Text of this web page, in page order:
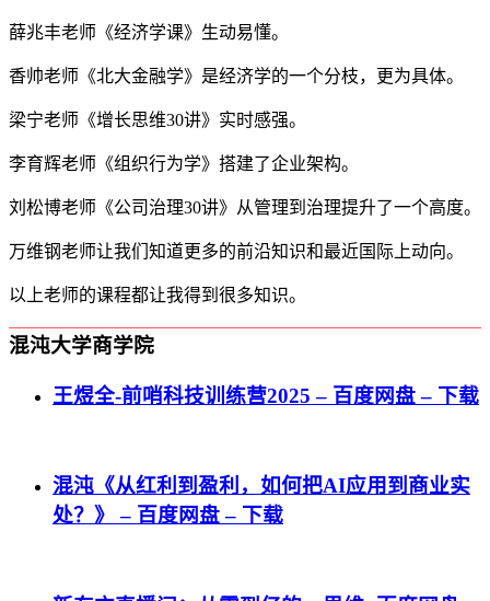
薛兆丰老师《经济学课》生动易懂。
香帅老师《北大金融学》是经济学的一个分枝，更为具体。
梁宁老师《增长思维30讲》实时感强。
李育辉老师《组织行为学》搭建了企业架构。
刘松博老师《公司治理30讲》从管理到治理提升了一个高度。
万维钢老师让我们知道更多的前沿知识和最近国际上动向。
以上老师的课程都让我得到很多知识。
混沌大学商学院
王煜全-前哨科技训练营2025 – 百度网盘 – 下载
混沌《从红利到盈利，如何把AI应用到商业实
处？》 – 百度网盘 – 下载